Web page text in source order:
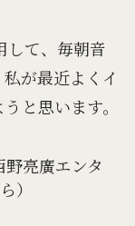
て、毎朝音
が最近よくイ
と思います。
亮廣エンタ
）